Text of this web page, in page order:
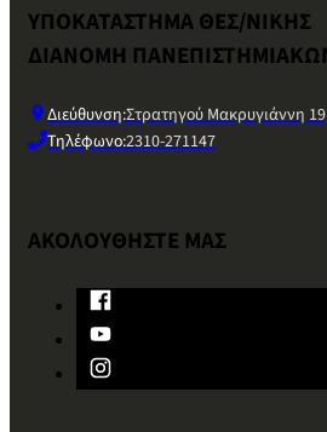
ΥΠΟΚΑΤΑΣΤΗΜΑ ΘΕΣ/ΝΙΚΗΣ
ΔΙΑΝΟΜΗ
Διεύθυνση:Στρατηγού Μακρυγιάννη
Τηλέφωνο:2310-271147
ΑΚΟΛΟΥΘΗΣΤΕ ΜΑΣ